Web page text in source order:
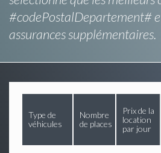
#codePostalDepartement#
assurances supplémentaires.
Type de
véhicules
Nombre
de places
Prix de la
location
par jour